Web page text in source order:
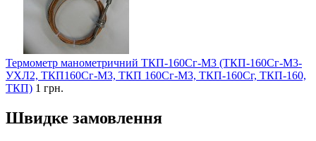
Термометр манометричний ТКП-160Сг-М3 (ТКП-160Сг-М3-
УХЛ2, ТКП160Сг-М3, ТКП 160Сг-М3, ТКП-160Сг, ТКП-160,
ТКП) 1 грн.
Швидке замовлення